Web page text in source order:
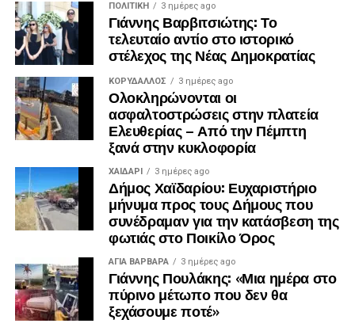
ΠΟΛΙΤΙΚΉ 3 ημέρες ago
Γιάννης Βαρβιτσιώτης: Το
τελευταίο αντίο στο ιστορικό
στέλεχος της Νέας Δημοκρατίας
ΚΟΡΥΔΑΛΛΟΣ 3 ημέρες ago
Ολοκληρώνονται οι
ασφαλτοστρώσεις στην πλατεία
Ελευθερίας – Από την Πέμπτη
ξανά στην κυκλοφορία
ΧΑΪΔΑΡΙ 3 ημέρες ago
Δήμος Χαϊδαρίου: Ευχαριστήριο
μήνυμα προς τους Δήμους που
συνέδραμαν για την κατάσβεση της
φωτιάς στο Ποικίλο Όρος
ΑΓΙΑ ΒΑΡΒΑΡΑ 3 ημέρες ago
Γιάννης Πουλάκης: «Μια ημέρα στο
πύρινο μέτωπο που δεν θα
ξεχάσουμε ποτέ»